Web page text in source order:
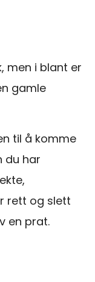
men i blant er
gamle
til å komme
du har
rett og slett
en prat.